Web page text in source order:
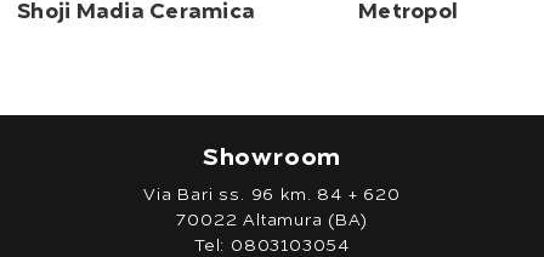
Shoji Madia Ceramica Metropol
Showroom
Via Bari ss. 96 km. 84 + 620
70022 Altamura (BA)
Tel: 0803103054